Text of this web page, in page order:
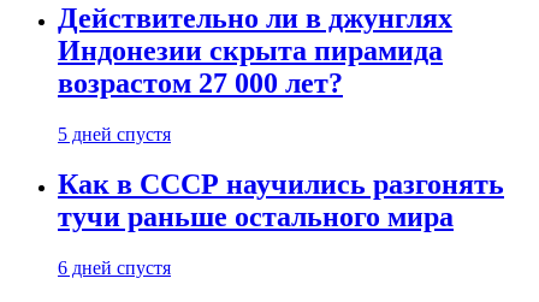
Действительно ли в джунглях
Индонезии скрыта пирамида
возрастом 27 000 лет?
5 дней спустя
Как в СССР научились разгонять
тучи раньше остального мира
6 дней спустя